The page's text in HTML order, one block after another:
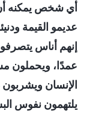
أي شخص يمكنه أن
عديمو القيمة
إنهم أناس
عمدًا، ويحملون
الإنسان ويشربون
يلتهمون نفوس